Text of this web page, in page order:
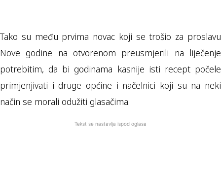
Tako su među prvima novac koji se trošio za proslavu
Nove godine na otvorenom preusmjerili na liječenje
potrebitim, da bi godinama kasnije isti recept počele
primjenjivati i druge općine i načelnici koji su na neki
način se morali odužiti glasačima.
Tekst se nastavlja ispod oglasa